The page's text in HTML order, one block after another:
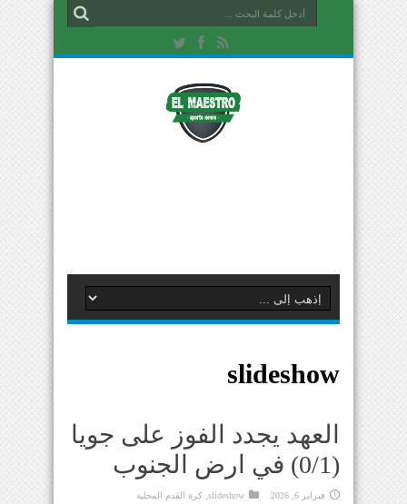
slideshow
العهد يجدد الفوز على جويا
(0/1) في ارض الجنوب
فبراير 6, 2026 slideshow كرة القدم المحلية